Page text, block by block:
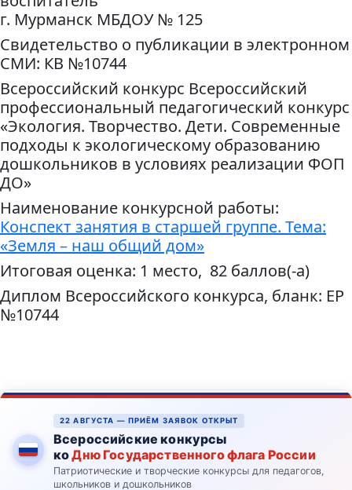
г. Мурманск МБДОУ № 125
Свидетельство о публикации в электронном
СМИ: КВ №10744
Всероссийский конкурс Всероссийский
профессиональный педагогический конкурс
«Экология. Творчество. Дети. Современные
подходы к экологическому образованию
дошкольников в условиях реализации ФОП
ДО»
Наименование конкурсной работы:
Конспект занятия в старшей группе. Тема:
«Земля – наш общий дом»
Итоговая оценка: 1 место, 82 баллов(-а)
Диплом Всероссийского конкурса, бланк: ЕР
№10744
22 АВГУСТА — ПРИЁМ ЗАЯВОК ОТКРЫТ
Всероссийские конкурсы
коДню Государственного флага России
Патриотические и творческие конкурсы для педагогов,
школьников и дошкольников